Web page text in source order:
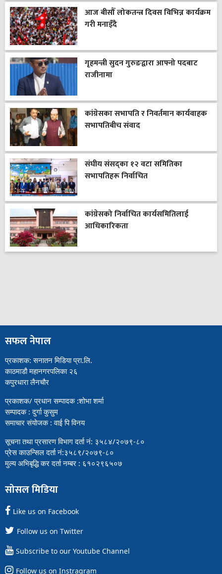
आज बीसौँ लोकतन्त्र दिवस विभिन्न कार्यक्रम
गरी मनाइँदै
गृहमन्त्री सुदन गुरुङद्वारा आफ्नो पदबाट
राजीनामा
कांग्रेसका सभापति र निवर्तमान कार्यवाहक
सभापतिबीच संवाद
संघीय संसद्का १२ वटा समितिका
सभापतिहरू निर्वाचित
कांग्रेसको निर्वाचित कार्यसमितिलाई
आधिकारिकता
सफल नेपाल
प्रकाशक: सनातन मिडिया प्रा.लि.
काठमाडौ महानगरपलिका २६
कपुरधारा लैनचौर
प्रकाशक/ प्रधान सम्पादक :शोभा शर्मा
सम्पादक : दुर्गा कुसुम
समाचार संयोजक : वाई पि विनय
सूचना तथा प्रसारण विभाग दर्ता नं: ३५८४/२०७९-८०
प्रेस काउन्सिल दर्ता नं:३५८९/२०७९-८०
मुल्य अभिबृद्धि कर दर्ता नम्बर : ६१०२९६५०७
सोसल मिडिया
Like us on Facebook
Follow us on Twitter
Subscribe to our Youtube Channel
Follow us on Instragram